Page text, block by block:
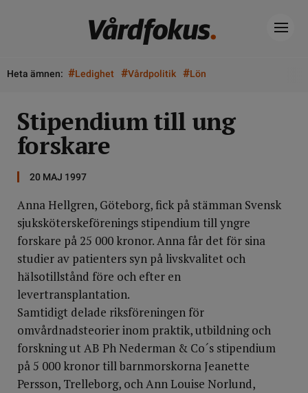
Heta ämnen: #Ledighet #Vårdpolitik #Lön
Stipendium till ung
forskare
20 MAJ 1997
Anna Hellgren, Göteborg, fick på stämman Svensk
sjuksköterskeförenings stipendium till yngre
forskare på 25 000 kronor. Anna får det för sina
studier av patienters syn på livskvalitet och
hälsotillstånd före och efter en
levertransplantation.
Samtidigt delade riksföreningen för
omvårdnadsteorier inom praktik, utbildning och
forskning ut AB Ph Nederman & Co´s stipendium
på 5 000 kronor till barnmorskorna Jeanette
Persson, Trelleborg, och Ann Louise Norlund,